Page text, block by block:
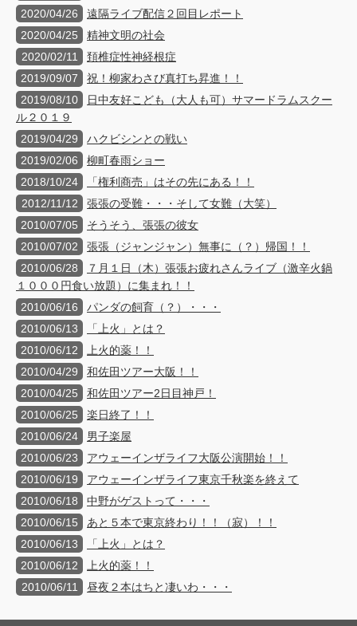
2020/04/26
遠隔ライブ配信２回目レポート
2020/04/25
精神文明の社会
2020/02/11
頚椎症性神経根症
2019/09/07
祝！柳家わさび真打ち昇進！！
2019/08/10
日中友好こども（大人も可）サマードラムスクー
ル２０１９
2019/04/29
ハクビシンとの戦い
2019/02/06
柳町春雨ショー
2018/10/24
「権利商売」はその先にある！！
2012/11/12
張張の受難・・・そして女難（大笑）
2010/07/05
そうそう、張張の彼女
2010/07/02
張張（ジャンジャン）無事に（？）帰国！！
2010/06/28
７月１日（木）張張お疲れさんライブ（激辛火鍋
１０００円食い放題）に集まれ！！
2010/06/16
パンダの飼育（？）・・・
2010/06/13
「上火」とは？
2010/06/12
上火的薬！！
2010/04/29
和佐田ツアー大阪！！
2010/04/25
和佐田ツアー2日目神戸！
2010/06/25
楽日終了！！
2010/06/24
男子楽屋
2010/06/23
アウェーインザライフ大阪公演開始！！
2010/06/19
アウェーインザライフ東京千秋楽を終えて
2010/06/18
中野がゲストって・・・
2010/06/15
あと５本で東京終わり！！（寂）！！
2010/06/13
「上火」とは？
2010/06/12
上火的薬！！
2010/06/11
昼夜２本はちと凄いわ・・・